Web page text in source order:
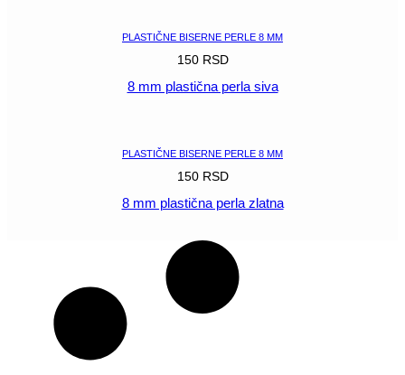
PLASTIČNE BISERNE PERLE 8 MM
150 RSD
8 mm plastična perla siva
PLASTIČNE BISERNE PERLE 8 MM
150 RSD
8 mm plastična perla zlatna